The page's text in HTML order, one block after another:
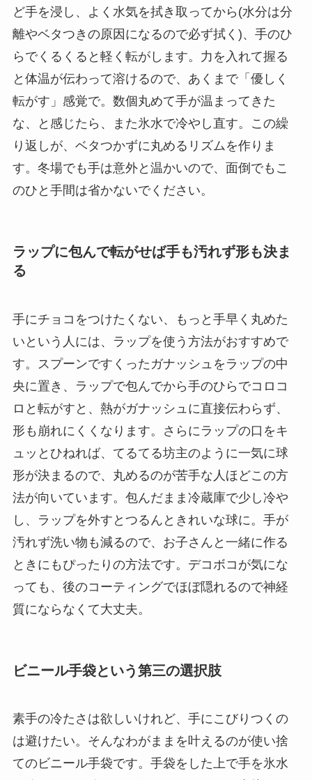
ど手を浸し、よく水気を拭き取ってから(水分は分
離やベタつきの原因になるので必ず拭く)、手のひ
らでくるくると軽く転がします。力を入れて握る
と体温が伝わって溶けるので、あくまで「優しく
転がす」感覚で。数個丸めて手が温まってきた
な、と感じたら、また氷水で冷やし直す。この繰
り返しが、ベタつかずに丸めるリズムを作りま
す。冬場でも手は意外と温かいので、面倒でもこ
のひと手間は省かないでください。
ラップに包んで転がせば手も汚れず形も決ま
る
手にチョコをつけたくない、もっと手早く丸めた
いという人には、ラップを使う方法がおすすめで
す。スプーンですくったガナッシュをラップの中
央に置き、ラップで包んでから手のひらでコロコ
ロと転がすと、熱がガナッシュに直接伝わらず、
形も崩れにくくなります。さらにラップの口をキ
ュッとひねれば、てるてる坊主のように一気に球
形が決まるので、丸めるのが苦手な人ほどこの方
法が向いています。包んだまま冷蔵庫で少し冷や
し、ラップを外すとつるんときれいな球に。手が
汚れず洗い物も減るので、お子さんと一緒に作る
ときにもぴったりの方法です。デコボコが気にな
っても、後のコーティングでほぼ隠れるので神経
質にならなくて大丈夫。
ビニール手袋という第三の選択肢
素手の冷たさは欲しいけれど、手にこびりつくの
は避けたい。そんなわがままを叶えるのが使い捨
てのビニール手袋です。手袋をした上で手を氷水